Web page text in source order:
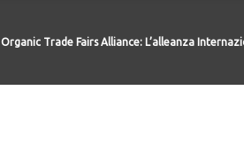
Organic Trade Fairs Alliance: L’alleanza